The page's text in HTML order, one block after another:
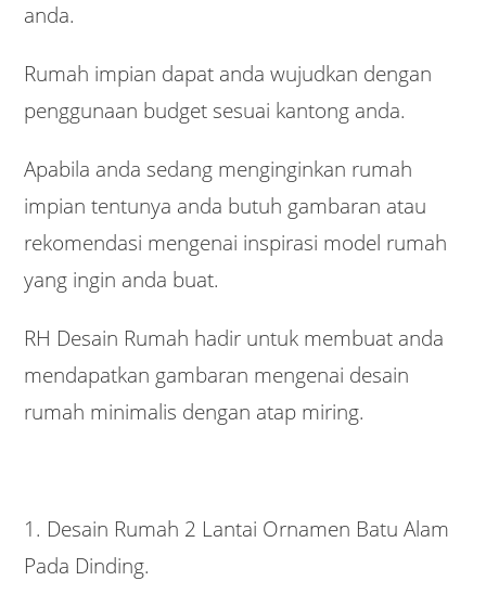
anda.
Rumah impian dapat anda wujudkan dengan
penggunaan budget sesuai kantong anda.
Apabila anda sedang menginginkan rumah
impian tentunya anda butuh gambaran atau
rekomendasi mengenai inspirasi model rumah
yang ingin anda buat.
RH Desain Rumah hadir untuk membuat anda
mendapatkan gambaran mengenai desain
rumah minimalis dengan atap miring.
1. Desain Rumah 2 Lantai Ornamen Batu Alam
Pada Dinding.